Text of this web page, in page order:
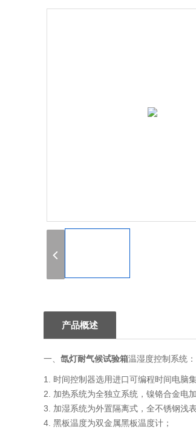
产品概述
一、 氙灯耐气候试验箱温湿度控制系统：
1. 时间控制器选用进口可编程时间电脑
2. 加热系统为全独立系统，镍铬合金电
3. 加湿系统为外置隔离式，全不锈钢浅
4. 黑板温度为双金属黑板温度计；